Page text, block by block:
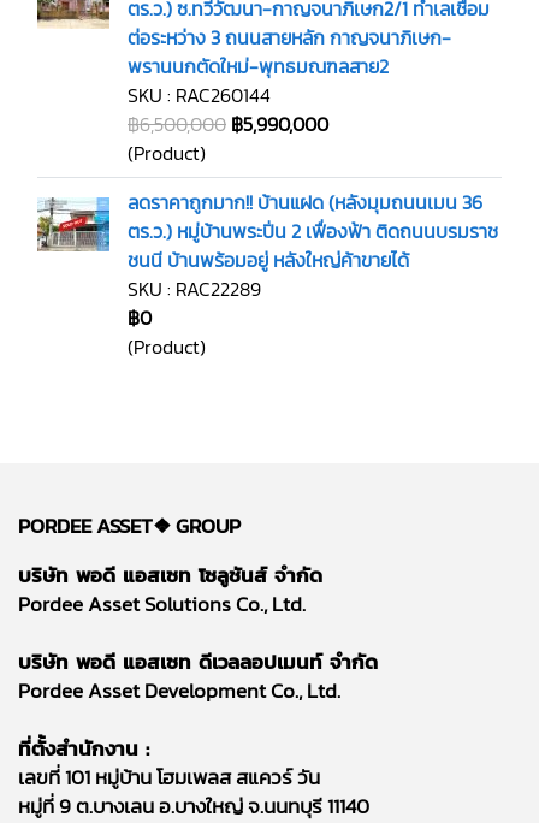
ตร.ว.) ซ.ทวีวัฒนา-กาญจนาภิเษก2/1 ทำเลเชื่อม
ต่อระหว่าง 3 ถนนสายหลัก กาญจนาภิเษก-
พรานนกตัดใหม่-พุทธมณฑลสาย2
SKU : RAC260144
฿6,500,000 ฿5,990,000
(Product)
ลดราคาถูกมาก!! บ้านแฝด (หลังมุมถนนเมน 36
ตร.ว.) หมู่บ้านพระปิ่น 2 เฟื่องฟ้า ติดถนนบรมราช
ชนนี บ้านพร้อมอยู่ หลังใหญ่ค้าขายได้
SKU : RAC22289
฿0
(Product)
PORDEE ASSET❖GROUP
บริษัท พอดี แอสเซท โซลูชันส์ จำกัด
Pordee Asset Solutions Co., Ltd.
บริษัท พอดี แอสเซท ดีเวลลอปเมนท์ จำกัด
Pordee Asset Development Co., Ltd.
ที่ตั้งสำนักงาน :
เลขที่ 101 หมู่บ้าน โฮมเพลส สแควร์ วัน
หมู่ที่ 9 ต.บางเลน อ.บางใหญ่ จ.นนทบุรี 11140